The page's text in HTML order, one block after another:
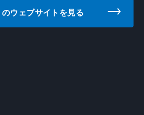
ウェブサイトを見る